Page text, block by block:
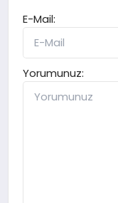
E-Mail:
Yorumunuz: